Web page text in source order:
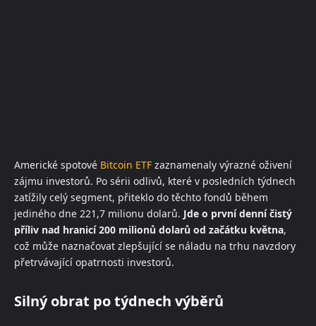
Americké spotové Bitcoin ETF zaznamenaly výrazné oživení
zájmu investorů. Po sérii odlivů, které v posledních týdnech
zatížily celý segment, přiteklo do těchto fondů během
jediného dne 221,7 milionu dolarů. Jde o první denní čistý
příliv nad hranicí 200 milionů dolarů od začátku května,
což může naznačovat zlepšující se náladu na trhu navzdory
přetrvávající opatrnosti investorů.
Silný obrat po týdnech výběrů